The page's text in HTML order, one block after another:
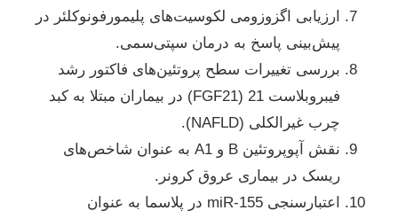
ارزیابی اگزوزومی لکوسیت‌های پلیمورفونوکلئر در
پیش‌بینی پاسخ به درمان سپتی‌سمی.
بررسی تغییرات سطح پروتئین‌های فاکتور رشد
فیبروبلاست 21 (FGF21) در بیماران مبتلا به کبد
چرب غیرالکلی (NAFLD).
نقش آپوپروتئین B و A1 به عنوان شاخص‌های
ریسک در بیماری عروق کرونر.
اعتبارسنجی miR-155 در پلاسما به عنوان